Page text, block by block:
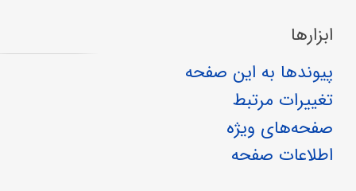
ابزارها
پیوندها به این صفحه
تغییرات مرتبط
صفحه‌های ویژه
اطلاعات صفحه